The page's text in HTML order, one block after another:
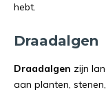
hebt.
Draadalgen
Draadalgen zijn
aan planten,